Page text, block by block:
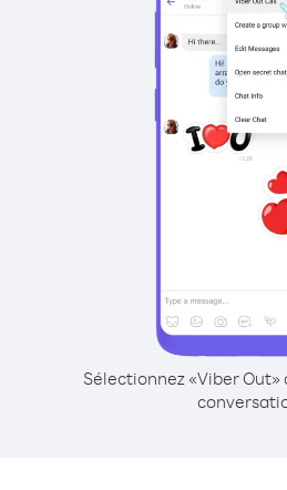
Sélectionnez «Viber Out»